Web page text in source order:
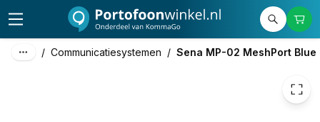
/ Communicatiesystemen / Sena MP-02 MeshPort Blue
165,19 excl. btw
199,88 incl. btw